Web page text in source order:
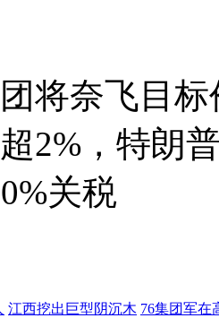
奈飞目
2%，特朗
关税
江西挖出巨型阴沉木 76集团军在